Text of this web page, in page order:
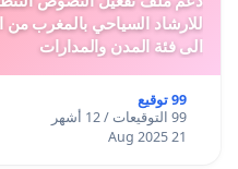
للارشاد السياحي بالمغرب من
الى فئة المدن والمدارات
99 توقيع
99 التوقيعات / 12 أشهر
21 Aug 2025